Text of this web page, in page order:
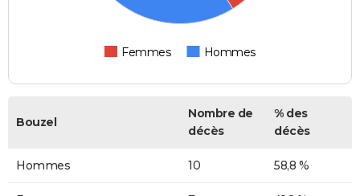
Femmes Hommes
Bouzel
Nombre de
décès
% des
décès
Hommes 10 58,8 %